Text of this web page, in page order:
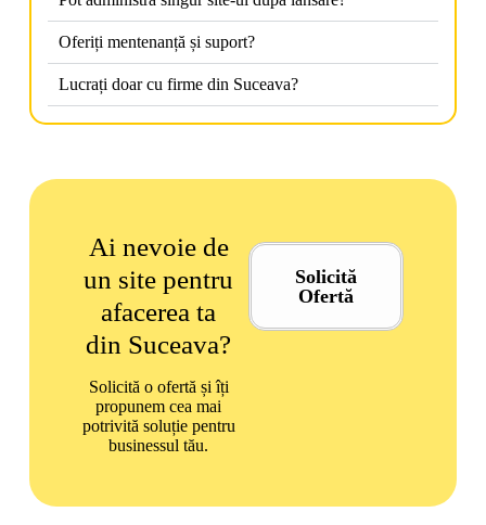
Oferiți mentenanță și suport?
Lucrați doar cu firme din Suceava?
Ai nevoie de
un site pentru
afacerea ta
din Suceava?
Solicită o ofertă și îți
propunem cea mai
potrivită soluție pentru
businessul tău.
Solicită
Ofertă